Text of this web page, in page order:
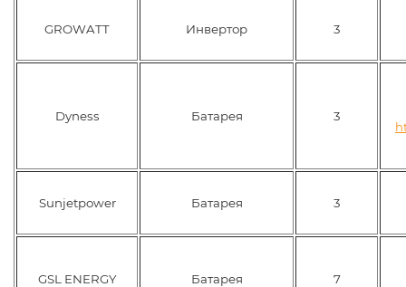
GROWATT Инвертор 3
Dyness Батарея 3
Sunjetpower Батарея 3
GSL ENERGY Батарея 7